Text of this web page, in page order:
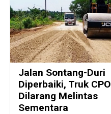
Jalan Sontang-Duri
Diperbaiki, Truk CPO
Dilarang Melintas
Sementara